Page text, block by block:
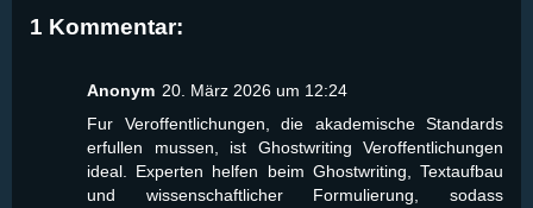
1 Kommentar:
Anonym 20. März 2026 um 12:24
Fur Veroffentlichungen, die akademische Standards
erfullen mussen, ist Ghostwriting Veroffentlichungen
ideal. Experten helfen beim Ghostwriting, Textaufbau
und wissenschaftlicher Formulierung, sodass